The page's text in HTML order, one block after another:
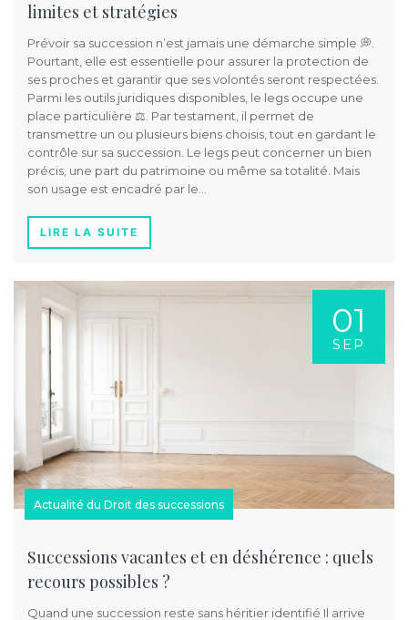
limites et stratégies
Prévoir sa succession n’est jamais une démarche simple 💭.
Pourtant, elle est essentielle pour assurer la protection de
ses proches et garantir que ses volontés seront respectées.
Parmi les outils juridiques disponibles, le legs occupe une
place particulière ⚖️. Par testament, il permet de
transmettre un ou plusieurs biens choisis, tout en gardant le
contrôle sur sa succession. Le legs peut concerner un bien
précis, une part du patrimoine ou même sa totalité. Mais
son usage est encadré par le…
LIRE LA SUITE
01
SEP
Actualité du Droit des successions
Successions vacantes et en déshérence : quels
recours possibles ? ️
Quand une succession reste sans héritier identifié Il arrive